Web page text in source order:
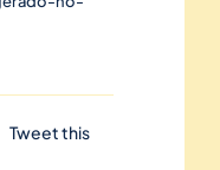
Tweet this